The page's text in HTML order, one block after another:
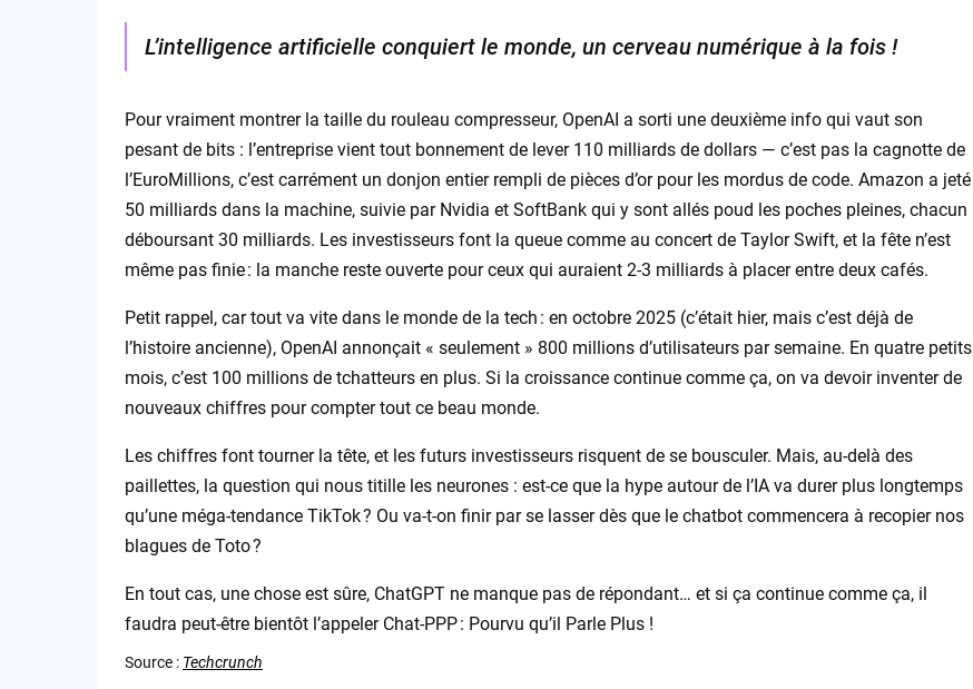
L’intelligence artificielle conquiert le monde, un cerveau numérique à la fois !
Pour vraiment montrer la taille du rouleau compresseur, OpenAI a sorti une deuxième info qui vaut son
pesant de bits : l’entreprise vient tout bonnement de lever 110 milliards de dollars — c’est pas la cagnotte de
l’EuroMillions, c’est carrément un donjon entier rempli de pièces d’or pour les mordus de code. Amazon a jeté
50 milliards dans la machine, suivie par Nvidia et SoftBank qui y sont allés poud les poches pleines, chacun
déboursant 30 milliards. Les investisseurs font la queue comme au concert de Taylor Swift, et la fête n’est
même pas finie : la manche reste ouverte pour ceux qui auraient 2-3 milliards à placer entre deux cafés.
Petit rappel, car tout va vite dans le monde de la tech : en octobre 2025 (c’était hier, mais c’est déjà de
l’histoire ancienne), OpenAI annonçait « seulement » 800 millions d’utilisateurs par semaine. En quatre petits
mois, c’est 100 millions de tchatteurs en plus. Si la croissance continue comme ça, on va devoir inventer de
nouveaux chiffres pour compter tout ce beau monde.
Les chiffres font tourner la tête, et les futurs investisseurs risquent de se bousculer. Mais, au-delà des
paillettes, la question qui nous titille les neurones : est-ce que la hype autour de l’IA va durer plus longtemps
qu’une méga-tendance TikTok ? Ou va-t-on finir par se lasser dès que le chatbot commencera à recopier nos
blagues de Toto ?
En tout cas, une chose est sûre, ChatGPT ne manque pas de répondant… et si ça continue comme ça, il
faudra peut-être bientôt l’appeler Chat-PPP : Pourvu qu’il Parle Plus !
Source : Techcrunch